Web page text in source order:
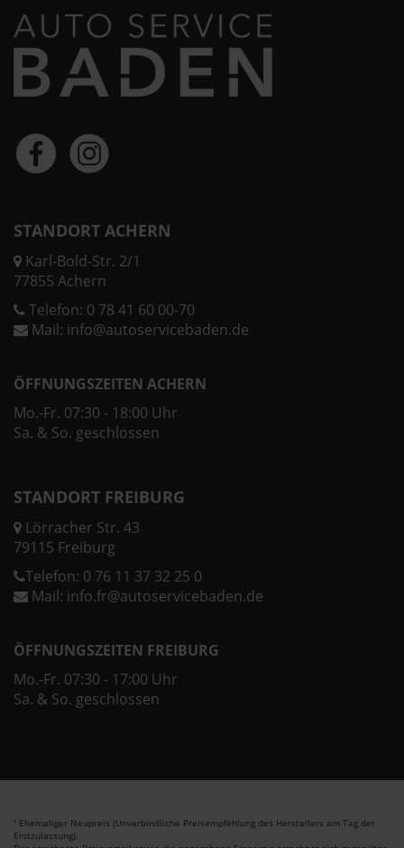
STANDORT ACHERN
Karl-Bold-Str. 2/1
77855 Achern
Telefon: 0 78 41 60 00-70
Mail: info@autoservicebaden.de
ÖFFNUNGSZEITEN ACHERN
Mo.-Fr. 07:30 - 18:00 Uhr
Sa. & So. geschlossen
STANDORT FREIBURG
Lörracher Str. 43
79115 Freiburg
Telefon: 0 76 11 37 32 25 0
Mail: info.fr@autoservicebaden.de
ÖFFNUNGSZEITEN FREIBURG
Mo.-Fr. 07:30 - 17:00 Uhr
Sa. & So. geschlossen
1 Ehemaliger Neupreis (Unverbindliche Preisempfehlung des Herstellers am Tag der
Erstzulassung).